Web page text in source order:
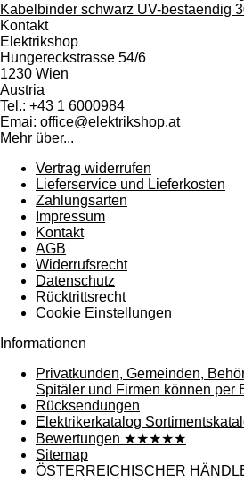
Kabelbinder schwarz UV-bestaendig
Kontakt
Elektrikshop
Hungereckstrasse 54/6
1230 Wien
Austria
Tel.: +43 1 6000984
Emai: office@elektrikshop.at
Mehr über...
Vertrag widerrufen
Lieferservice und Lieferkosten
Zahlungsarten
Impressum
Kontakt
AGB
Widerrufsrecht
Datenschutz
Rücktrittsrecht
Cookie Einstellungen
Informationen
Privatkunden, Gemeinden,
Spitäler und Firmen können per
Rücksendungen
Elektrikerkatalog
Bewertungen ★★★★★
Sitemap
ÖSTERREICHISCHER